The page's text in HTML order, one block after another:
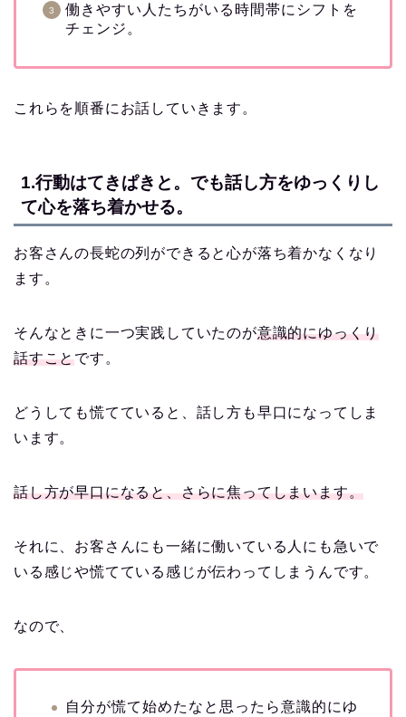
働きやすい人たちがいる時間帯にシフトを
チェンジ。
これらを順番にお話していきます。
1.行動はてきぱきと。でも話し方をゆっくりし
て心を落ち着かせる。
お客さんの長蛇の列ができると心が落ち着かなくなり
ます。
そんなときに一つ実践していたのが意識的にゆっくり
話すことです。
どうしても慌てていると、話し方も早口になってしま
います。
話し方が早口になると、さらに焦ってしまいます。
それに、お客さんにも一緒に働いている人にも急いで
いる感じや慌てている感じが伝わってしまうんです。
なので、
自分が慌て始めたなと思ったら意識的にゆ